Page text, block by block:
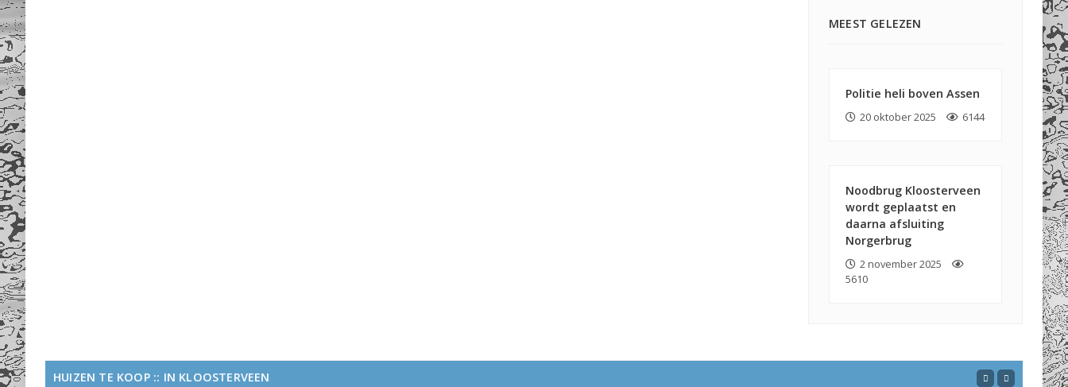
MEEST GELEZEN
Politie heli boven Assen
20 oktober 2025 6144
Noodbrug Kloosterveen
wordt geplaatst en
daarna afsluiting
Norgerbrug
2 november 2025
5610
HUIZEN TE KOOP :: IN KLOOSTERVEEN